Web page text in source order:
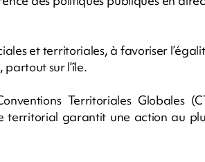
et territoriales, à favoriser
partout sur l’île.
Territoriales Globales
territorial garantit une action au